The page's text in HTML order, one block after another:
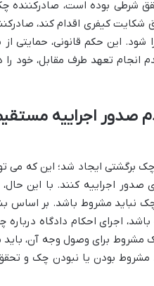
شرطی بوده است، صادرکننده
کیفری اقدام کند،
این حکم قانونی، حمایتی
انجام تعهد طرف مقابل، خود را
صدور چک (اصلاحیه ۱۳۹۷): عدم صدور
مهمی برای دارندگان چک برگشتی ایجاد شد؛ این
اجراییه کنند. با این حال،
اجرای احکام دادگاه درباره
برای وصول وجه آن، باید
مشروط بودن یا نبودن چک و